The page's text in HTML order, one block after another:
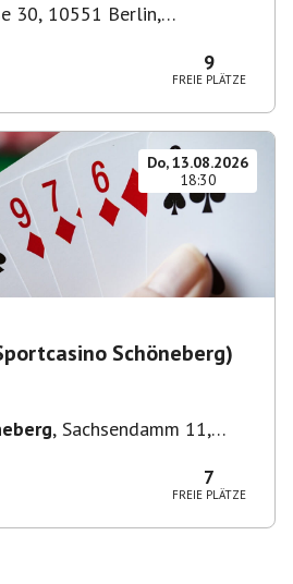
30, 10551 Berlin,
9
FREIE PLÄTZE
Do, 13.08.2026
18:30
Schöneberg)
, Sachsendamm 11,
7
FREIE PLÄTZE